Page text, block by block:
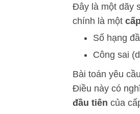
Đây là một dãy
chính là một
Số hạng
Công sai (d
Bài toán yêu
Điều này có
đầu tiên của